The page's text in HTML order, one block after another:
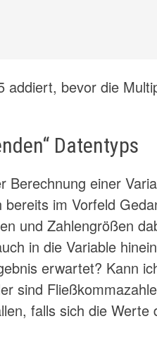
bevor die
Datentyps
Berechnung einer
im Vorfeld
und Zahlengrößen
in die Variable
erwartet? Kann
sind
falls sich die Werte